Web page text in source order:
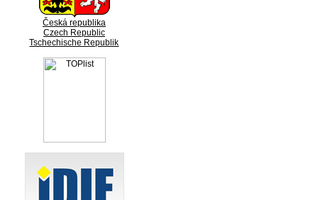
Česká republika
Czech Republic
Tschechische Republik